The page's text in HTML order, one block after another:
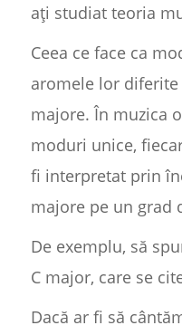
ați studiat teoria
Ceea ce face ca
aromele lor
majore. În muzica
moduri unice,
fi interpretat prin
majore pe un grad
De exemplu, să
C major, care se
Dacă ar fi să